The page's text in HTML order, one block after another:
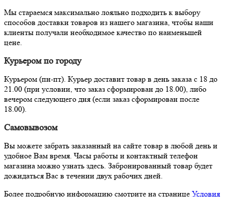
Мы стараемся максимально лояльно подходить к выбору
способов доставки товаров из нашего магазина, чтобы наши
клиенты получали необходимое качество по наименьшей
цене.
Курьером по городу
Курьером (пн-пт). Курьер доставит товар в день заказа с 18 до
21.00 (при условии, что заказ сформирован до 18.00), либо
вечером следующего дня (если заказ сформирован после
18.00).
Самовывозом
Вы можете забрать заказанный на сайте товар в любой день и
удобное Вам время. Часы работы и контактный телефон
магазина можно узнать здесь. Забронированный товар будет
дожидаться Вас в течении двух рабочих дней.
Более подробную информацию смотрите на странице Условия